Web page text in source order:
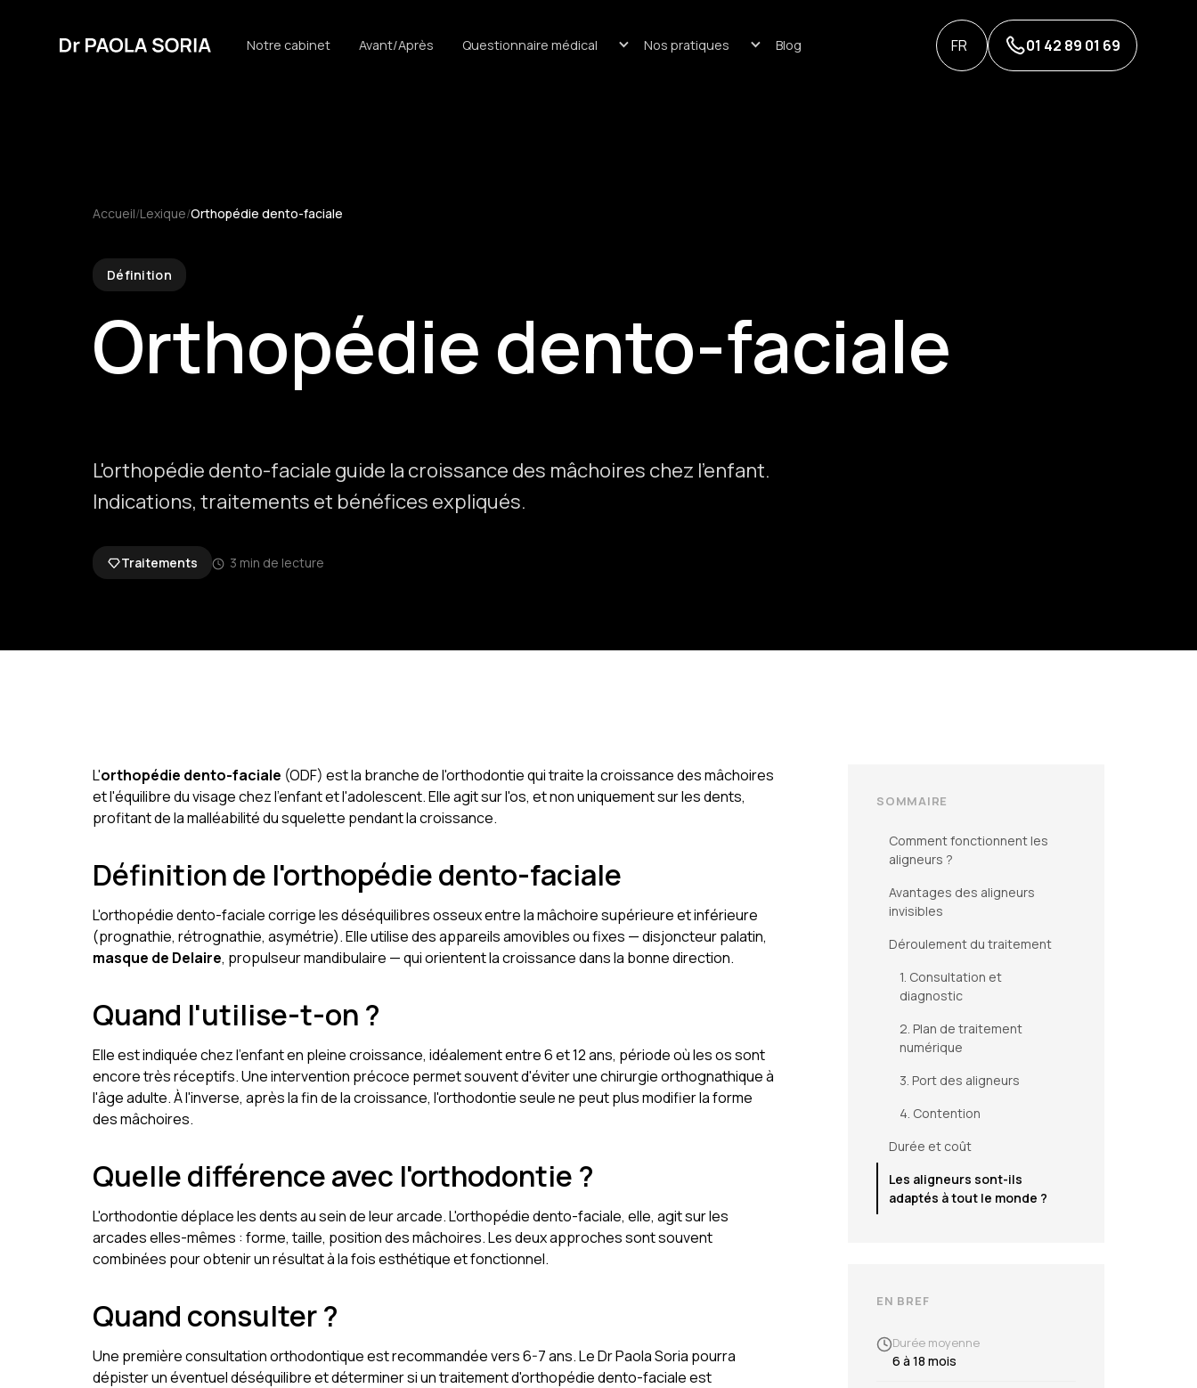
Notre cabinet Avant/Après Questionnaire médical Nos pratiques Blog FR 01 42 89 01 69
Accueil/Lexique/Orthopédie dento-faciale
Définition
Orthopédie dento-faciale
L'orthopédie dento-faciale guide la croissance des mâchoires chez l'enfant.
Indications, traitements et bénéfices expliqués.
Traitements 3 min de lecture
L'orthopédie dento-faciale (ODF) est la branche de l'orthodontie qui traite la croissance des mâchoires
et l'équilibre du visage chez l'enfant et l'adolescent. Elle agit sur l'os, et non uniquement sur les dents,
profitant de la malléabilité du squelette pendant la croissance.
Définition de l'orthopédie dento-faciale
L'orthopédie dento-faciale corrige les déséquilibres osseux entre la mâchoire supérieure et inférieure
(prognathie, rétrognathie, asymétrie). Elle utilise des appareils amovibles ou fixes — disjoncteur palatin,
masque de Delaire, propulseur mandibulaire — qui orientent la croissance dans la bonne direction.
Quand l'utilise-t-on ?
Elle est indiquée chez l'enfant en pleine croissance, idéalement entre 6 et 12 ans, période où les os sont
encore très réceptifs. Une intervention précoce permet souvent d'éviter une chirurgie orthognathique à
l'âge adulte. À l'inverse, après la fin de la croissance, l'orthodontie seule ne peut plus modifier la forme
des mâchoires.
Quelle différence avec l'orthodontie ?
L'orthodontie déplace les dents au sein de leur arcade. L'orthopédie dento-faciale, elle, agit sur les
arcades elles-mêmes : forme, taille, position des mâchoires. Les deux approches sont souvent
combinées pour obtenir un résultat à la fois esthétique et fonctionnel.
Quand consulter ?
Une première consultation orthodontique est recommandée vers 6-7 ans. Le Dr Paola Soria pourra
dépister un éventuel déséquilibre et déterminer si un traitement d'orthopédie dento-faciale est
SOMMAIRE
Comment fonctionnent les
aligneurs ?
Avantages des aligneurs
invisibles
Déroulement du traitement
1. Consultation et
diagnostic
2. Plan de traitement
numérique
3. Port des aligneurs
4. Contention
Durée et coût
Les aligneurs sont-ils
adaptés à tout le monde ?
EN BREF
Durée moyenne
6 à 18 mois